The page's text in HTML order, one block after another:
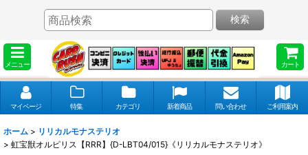
メニュー カート
検索
マイページ 特集 カテゴリ 新着商品 問い合わせ ご利用案内
ホーム > リリカルモナステリオ
> 虹宝獣オルピリス【RRR】{D-LBT04/015}《リリカルモナステリオ》